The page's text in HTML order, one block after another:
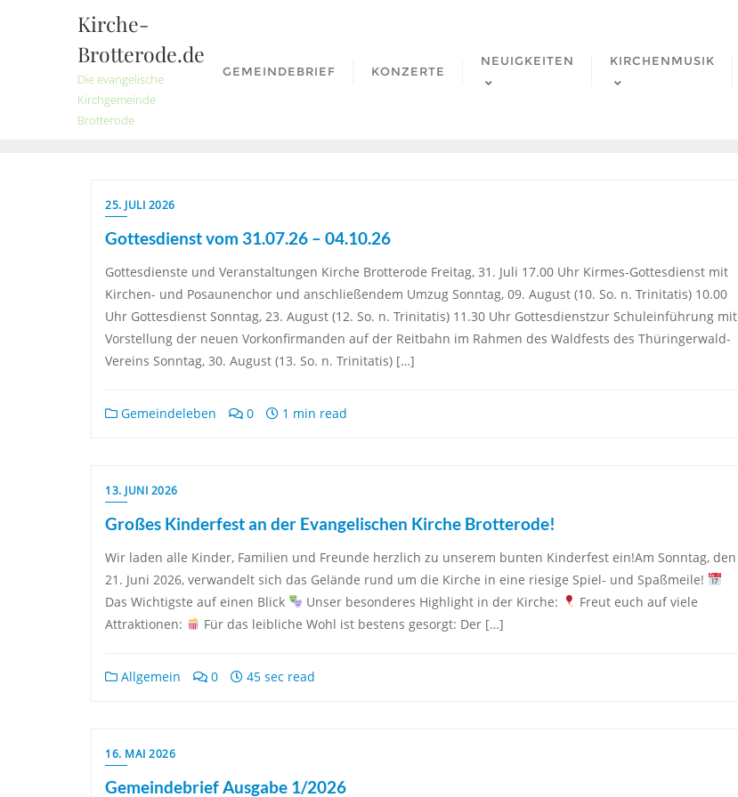
Kirche-
Brotterode.de
Die evangelische
Kirchgemeinde
Brotterode
GEMEINDEBRIEF KONZERTE
NEUIGKEITEN KIRCHENMUSIK
25. JULI 2026
Gottesdienst vom 31.07.26 – 04.10.26
Gottesdienste und Veranstaltungen Kirche Brotterode Freitag, 31. Juli 17.00 Uhr Kirmes-Gottesdienst mit
Kirchen- und Posaunenchor und anschließendem Umzug Sonntag, 09. August (10. So. n. Trinitatis) 10.00
Uhr Gottesdienst Sonntag, 23. August (12. So. n. Trinitatis) 11.30 Uhr Gottesdienstzur Schuleinführung mit
Vorstellung der neuen Vorkonfirmanden auf der Reitbahn im Rahmen des Waldfests des Thüringerwald-
Vereins Sonntag, 30. August (13. So. n. Trinitatis) […]
Gemeindeleben 0 1 min read
13. JUNI 2026
Großes Kinderfest an der Evangelischen Kirche Brotterode!
Wir laden alle Kinder, Familien und Freunde herzlich zu unserem bunten Kinderfest ein!Am Sonntag, den
21. Juni 2026, verwandelt sich das Gelände rund um die Kirche in eine riesige Spiel- und Spaßmeile!
Das Wichtigste auf einen Blick
Unser besonderes Highlight in der Kirche:
Freut euch auf viele
Attraktionen:
Für das leibliche Wohl ist bestens gesorgt: Der […]
Allgemein 0 45 sec read
16. MAI 2026
Gemeindebrief Ausgabe 1/2026